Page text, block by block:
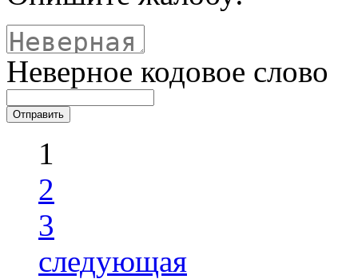
Неверное кодовое слово
1
2
3
следующая